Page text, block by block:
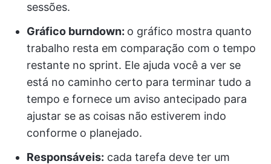
sessões.
Gráfico burndown: o gráfico mostra quanto
trabalho resta em comparação com o tempo
restante no sprint. Ele ajuda você a ver se
está no caminho certo para terminar tudo a
tempo e fornece um aviso antecipado para
ajustar se as coisas não estiverem indo
conforme o planejado.
Responsáveis: cada tarefa deve ter um